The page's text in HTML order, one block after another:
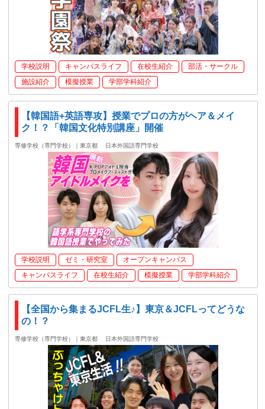
学校説明 キャンパスライフ 在校生紹介
部活・サークル
施設紹介
模擬授業 学部学科紹介
【韓国語+英語専攻】授業でプロの方がヘア＆メイ
ク！？「韓国文化特別講座」開催
専修学校（専門学校）｜東京都 日本外国語専門学校
学校説明 ゼミ・研究室
オープンキャンパス
キャンパスライフ
在校生紹介 模擬授業 学部学科紹介
【全国から集まるJCFL生♪】東京＆JCFLってどうな
の！？
専修学校（専門学校）｜東京都 日本外国語専門学校